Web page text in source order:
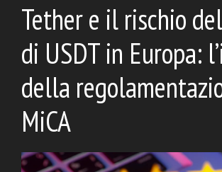
Tether e il rischio
di USDT in Europa:
della
MiCA